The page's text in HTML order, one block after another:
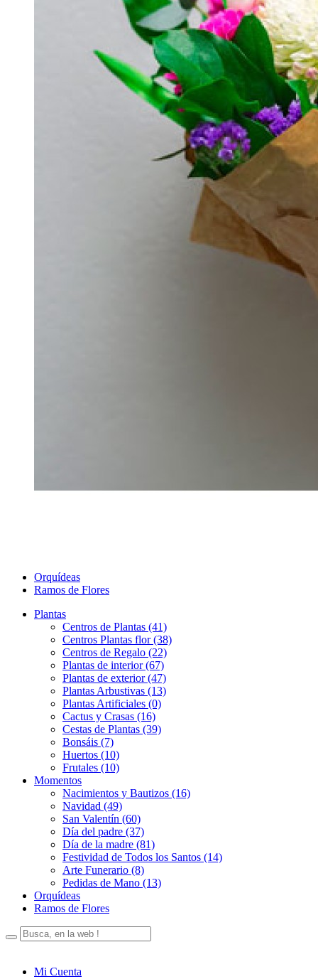
Orquídeas
Ramos de Flores
Plantas
Centros de Plantas (41)
Centros Plantas flor (38)
Centros de Regalo (22)
Plantas de interior (67)
Plantas de exterior (47)
Plantas Arbustivas (13)
Plantas Artificiales (0)
Cactus y Crasas (16)
Cestas de Plantas (39)
Bonsáis (7)
Huertos (10)
Frutales (10)
Momentos
Nacimientos y Bautizos (16)
Navidad (49)
San Valentín (60)
Día del padre (37)
Día de la madre (81)
Festividad de Todos los Santos (14)
Arte Funerario (8)
Pedidas de Mano (13)
Orquídeas
Ramos de Flores
Mi Cuenta